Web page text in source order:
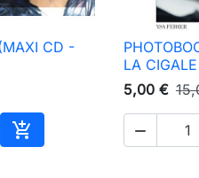
CD -

Ajouter au panier

LA CIGALE
5,00 €
